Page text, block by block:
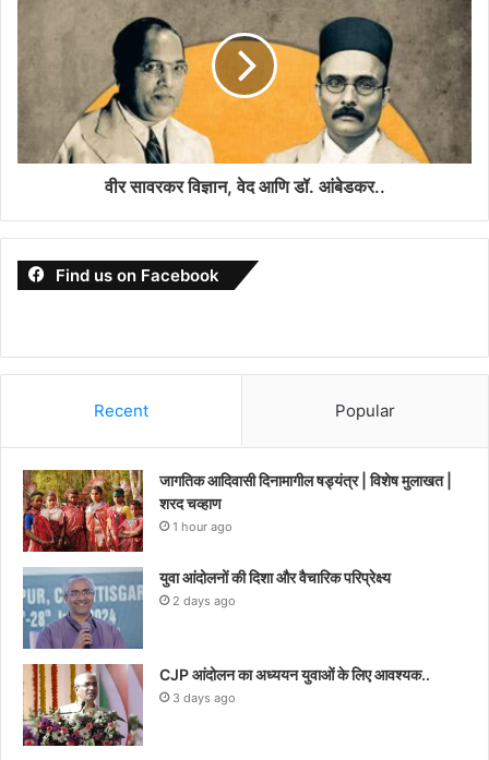
वीर सावरकर विज्ञान, वेद आणि डॉ. आंबेडकर..
Find us on Facebook
Recent Popular
जागतिक आदिवासी दिनामागील षड्यंत्र | विशेष मुलाखत |
शरद चव्हाण
1 hour ago
युवा आंदोलनों की दिशा और वैचारिक परिप्रेक्ष्य
2 days ago
CJP आंदोलन का अध्ययन युवाओं के लिए आवश्यक..
3 days ago